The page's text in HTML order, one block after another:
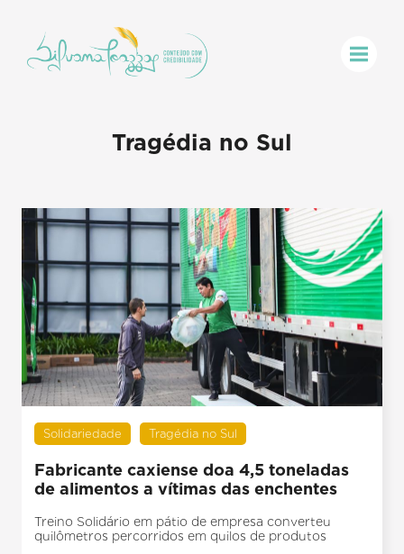
Tragédia no Sul
Solidariedade Tragédia no Sul
Fabricante caxiense doa 4,5 toneladas
de alimentos a vítimas das enchentes
Treino Solidário em pátio de empresa converteu
quilômetros percorridos em quilos de produtos